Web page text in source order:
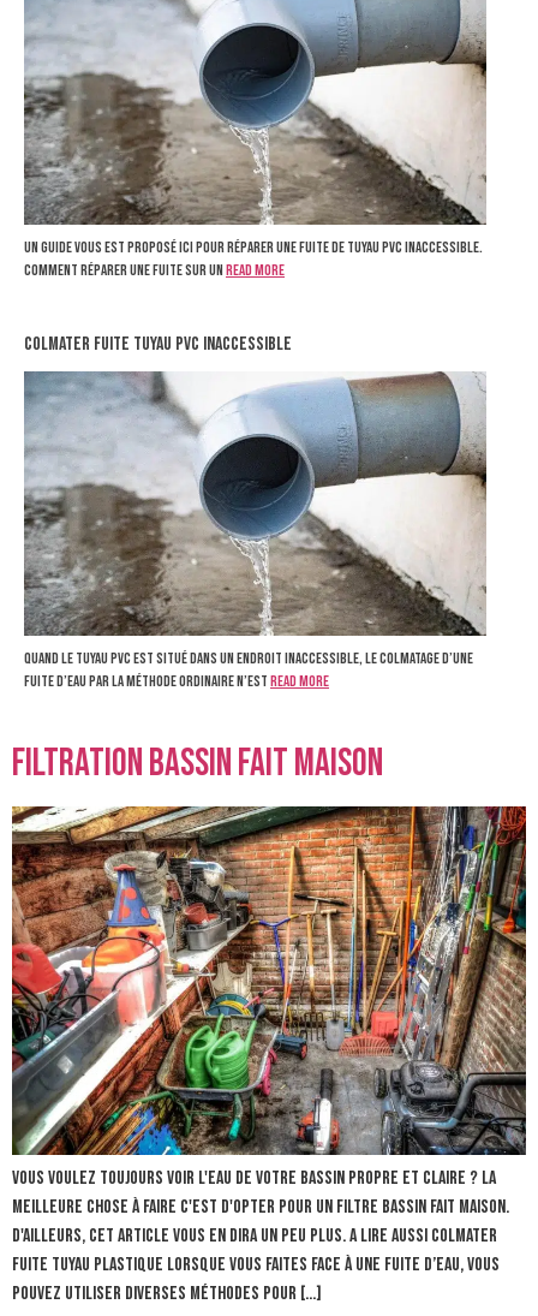
Un guide vous est proposé ici pour réparer une fuite de tuyau PVC inaccessible.
Comment réparer une fuite sur unRead more
colmater fuite tuyau pvc inaccessible
Quand le tuyau PVC est situé dans un endroit inaccessible, le colmatage d’une
fuite d’eau par la méthode ordinaire n’estRead more
filtration bassin fait maison
Vous voulez toujours voir l'eau de votre bassin propre et claire ? La
meilleure chose à faire c'est d'opter pour un filtre bassin fait maison.
D'ailleurs, cet article vous en dira un peu plus. A lire aussi colmater
fuite tuyau plastique Lorsque vous faites face à une fuite d’eau, vous
pouvez utiliser diverses méthodes pour […]